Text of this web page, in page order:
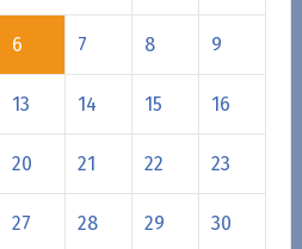
6 7 8 9
13 14 15 16
20 21 22 23
27 28 29 30